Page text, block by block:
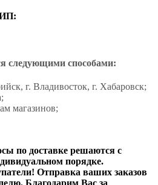
ИП:
следующими способами:
г. Владивосток, г. Хабаровск;
магазинов;
по доставке решаются с
порядке.
Отправка ваших заказов